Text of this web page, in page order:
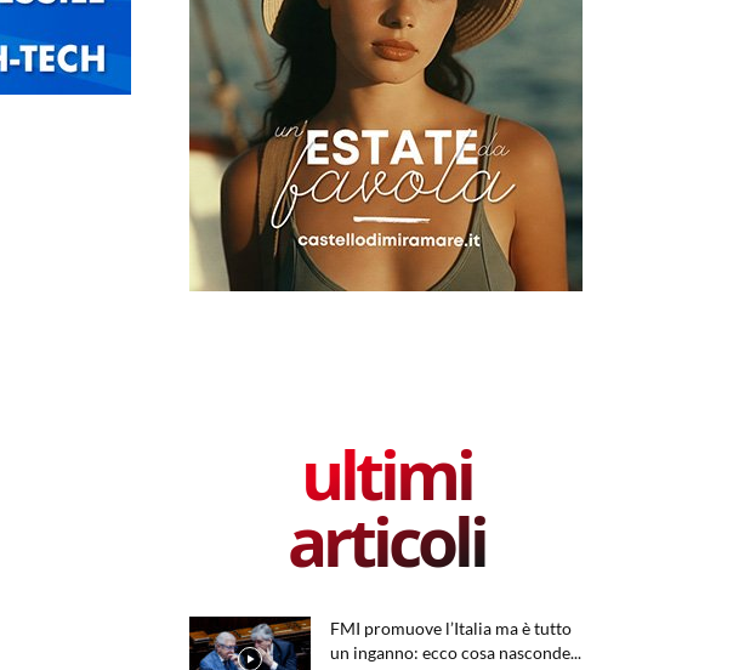
ultimi
articoli
FMI promuove l’Italia ma è tutto
un inganno: ecco cosa nasconde...